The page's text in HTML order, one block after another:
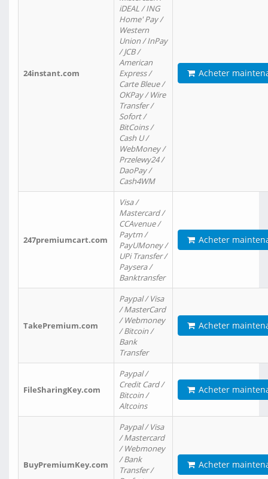
24instant.com
iDEAL / ING
Home' Pay /
Western
Union / InPay
/ JCB /
American
Express /
Carte Bleue /
OKPay / Wire
Transfer /
Sofort /
BitCoins /
Cash U /
WebMoney /
Przelewy24 /
DaoPay /
Cash4WM
Acheter
247premiumcart.com
Visa /
Mastercard /
CCAvenue /
Paytm /
PayUMoney /
UPi Transfer /
Paysera /
Banktransfer
Acheter
TakePremium.com
Paypal / Visa
/ MasterCard
/ Webmoney
/ Bitcoin /
Bank
Transfer
Acheter
FileSharingKey.com
Paypal /
Credit Card /
Bitcoin /
Altcoins
Acheter
BuyPremiumKey.com
Paypal / Visa
/ Mastercard
/ Webmoney
/ Bank
Transfer /
Acheter